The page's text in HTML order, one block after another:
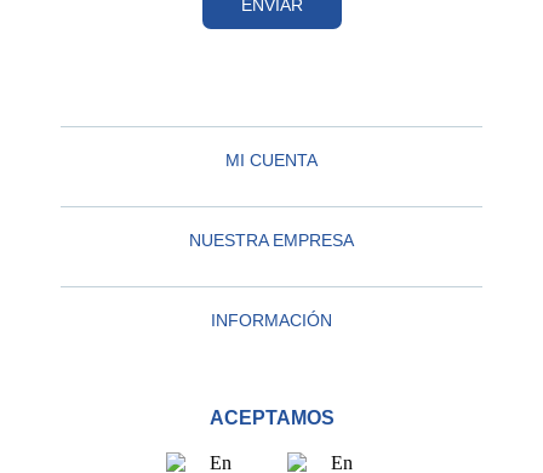
ENVIAR
MI CUENTA
NUESTRA EMPRESA
INFORMACIÓN
ACEPTAMOS